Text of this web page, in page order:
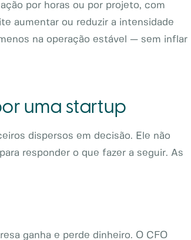
por horas ou por projeto, com
aumentar ou reduzir a intensidade
na operação estável — sem inflar
uma startup
dispersos em decisão. Ele não
responder o que fazer a seguir. As
ganha e perde dinheiro. O CFO